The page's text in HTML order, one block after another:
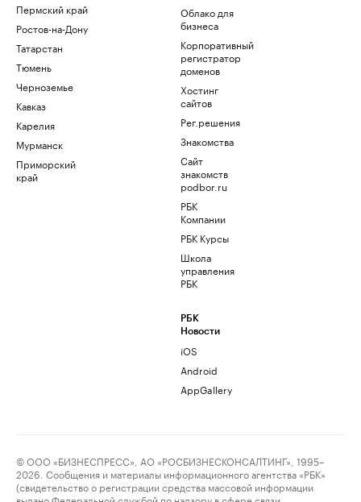
Пермский край
Ростов-на-Дону
Татарстан
Тюмень
Черноземье
Кавказ
Карелия
Мурманск
Приморский
край
Облако для
бизнеса
Корпоративный
регистратор
доменов
Хостинг
сайтов
Рег.решения
Знакомства
Сайт
знакомств
podbor.ru
РБК
Компании
РБК Курсы
Школа
управления
РБК
РБК
Новости
iOS
Android
AppGallery
© ООО «БИЗНЕСПРЕСС», АО «РОСБИЗНЕСКОНСАЛТИНГ», 1995–
2026. Сообщения и материалы информационного агентства «РБК»
(свидетельство о регистрации средства массовой информации